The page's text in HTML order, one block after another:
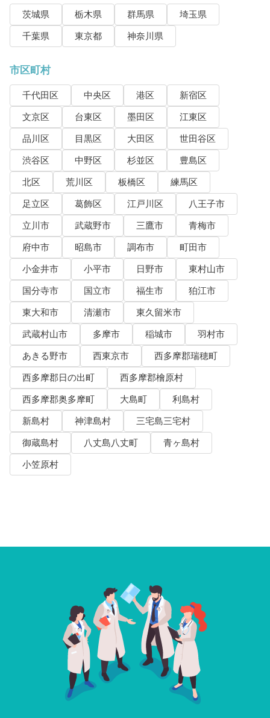
茨城県 栃木県 群馬県
埼玉県
千葉県
東京都 神奈川県
市区町村
千代田区 中央区 港区
新宿区
文京区
台東区 墨田区
江東区
品川区
目黒区 大田区
世田谷区
渋谷区
中野区 杉並区
豊島区
北区
荒川区 板橋区
練馬区
足立区
葛飾区 江戸川区
八王子市
立川市
武蔵野市 三鷹市
青梅市
府中市
昭島市 調布市
町田市
小金井市
小平市 日野市
東村山市
国分寺市
国立市 福生市
狛江市
東大和市
清瀬市
東久留米市
武蔵村山市
多摩市 稲城市
羽村市
あきる野市
西東京市
西多摩郡瑞穂町
西多摩郡日の出町
西多摩郡檜原村
西多摩郡奥多摩町
大島町
利島村
新島村
神津島村
三宅島三宅村
御蔵島村
八丈島八丈町
青ヶ島村
小笠原村